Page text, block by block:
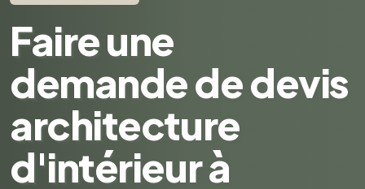
Faire une
demande de devis
architecture
d'intérieur à